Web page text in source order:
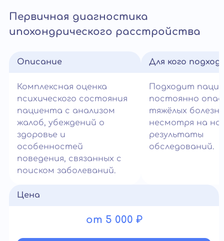
Первичная диагностика
ипохондрического расстройства
Описание
Комплексная оценка
психического состояния
пациента с анализом
жалоб, убеждений о
здоровье и
особенностей
поведения, связанных с
поиском заболеваний.
Для кого
Подходит
постоянно
тяжёлых
несмотря на
результаты
обследований.
Цена
от 5 000 ₽